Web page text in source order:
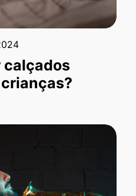
calçados